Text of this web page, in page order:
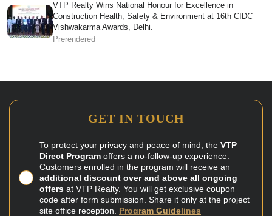
VTP Realty Wins National Honour for Excellence in
Construction Health, Safety & Environment at 16th CIDC
Vishwakarma Awards, Delhi.
Prerendered
GET IN TOUCH
To protect your privacy and peace of mind, the VTP
Direct Program offers a no-follow-up experience.
Customers enrolled in the program will receive an
additional discount over and above all ongoing
offers at VTP Realty. You will get exclusive coupon
code after form submission. Share it only at the project
site office reception. Program Guidelines